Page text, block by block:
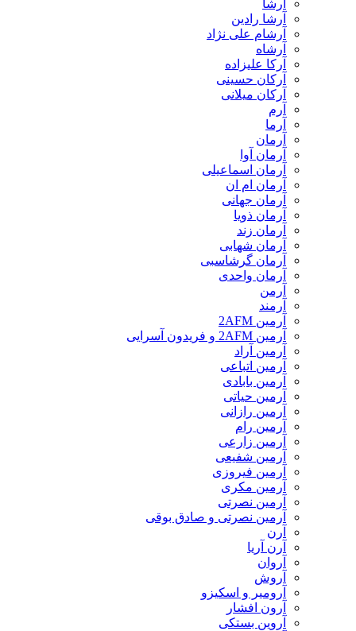
آرشا
آرشا رادین
آرشام علی نژاد
آرشاه
آرکا علیزاده
آرکان حسینی
آرکان میلانی
آرم
آرما
آرمان
آرمان آوا
آرمان اسماعیلی
آرمان ام ان
آرمان جهانی
آرمان ذویا
آرمان زند
آرمان شهابی
آرمان گرشاسبی
آرمان واحدی
آرمن
آرمند
آرمین 2AFM
آرمین 2AFM و فریدون آسرایی
آرمین آراد
آرمین اتباعی
آرمین بابادی
آرمین حیاتی
آرمین رازانی
آرمین رام
آرمین زارعی
آرمین شفیعی
آرمین فیروزی
آرمین مکری
آرمین نصرتی
آرمین نصرتی و صادق بوقی
آرن
آرن آریا
آروان
آروش
آرومیر و اسکیزو
آرون افشار
آروین بستکی